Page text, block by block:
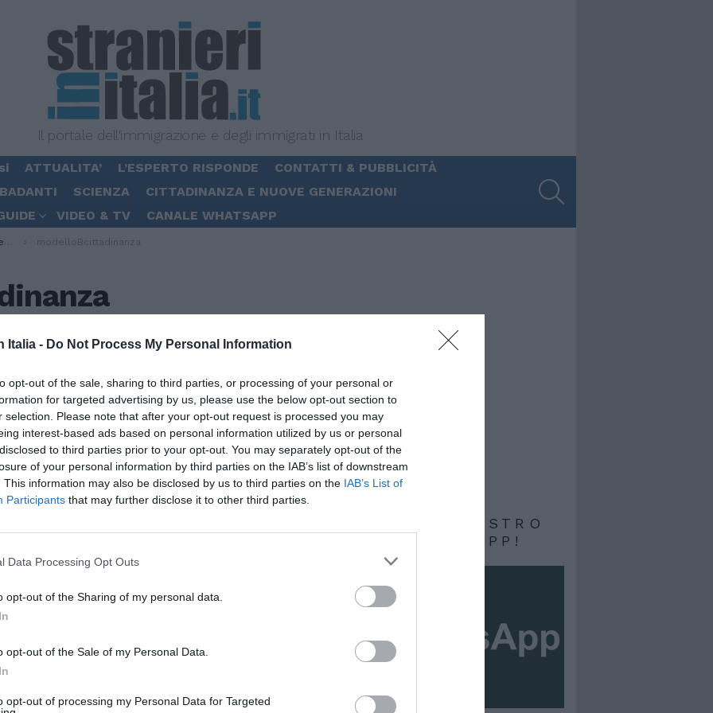
Italia - Do Not Process My Personal Information
opt-out of the sale, sharing to third parties, or processing of your personal or
for targeted advertising by us, please use the below opt-out section to
selection. Please note that after your opt-out request is processed you may
interest-based ads based on personal information utilized by us or personal
to third parties prior to your opt-out. You may separately opt-out of the
of your personal information by third parties on the IAB’s list of downstream
This information may also be disclosed by us to third parties on the IAB’s List of
Participants that may further disclose it to other third parties.
Data Processing Opt Outs
opt-out of the Sharing of my personal data.
opt-out of the Sale of my Personal Data.
opt-out of processing my Personal Data for Targeted
Il portale dell'immigrazione e degli immigrati in Italia
ATTUALITA’ L’ESPERTO RISPONDE
CONTATTI & PUBBLICITÀ
SCIENZA
CITTADINANZA E NUOVE GENERAZIONI
VIDEO & TV CANALE WHATSAPP
modelloBcittadinanza
ANCHE:
ISCRIVITI AL NOSTRO
CANALE WHATSAPP!